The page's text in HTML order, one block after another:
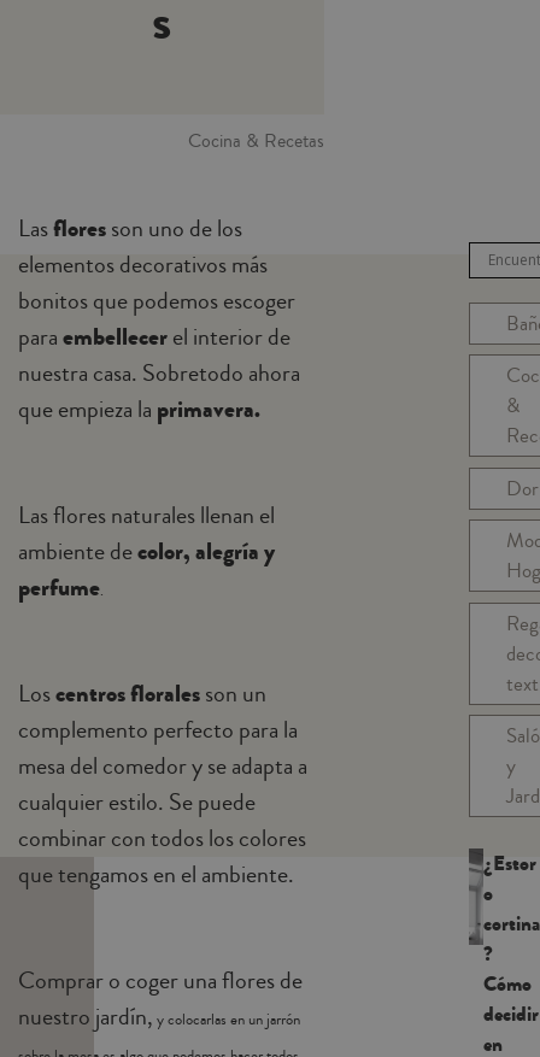
s
Cocina & Recetas
Lasfloresson uno de los
elementos decorativos más
bonitos que podemos escoger
paraembellecerel interior de
nuestra casa. Sobretodo ahora
que empieza la primavera.
Las flores naturales llenan el
ambiente decolor, alegría y
perfume.
Loscentros floralesson un
complemento perfecto para la
mesa del comedor y se adapta a
cualquier estilo. Se puede
combinar con todos los colores
que tengamos en el ambiente.
Comprar o coger una flores de
nuestro jardín, y colocarlas en un jarrón
&
y
¿Estor
o
cortina
?
Cómo
decidir
en